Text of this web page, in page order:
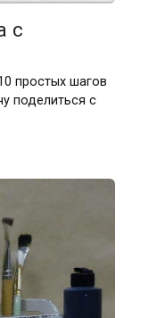
с
простых шагов
поделиться с